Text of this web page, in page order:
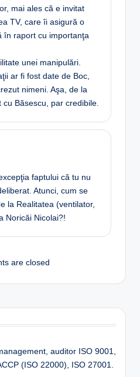
mai ales că e invitat
TV, care îi asigură o
în raport cu importanţa
unei manipulări.
ar fi fost date de Boc,
nimeni. Aşa, de la
Băsescu, par credibile.
faptului că tu nu
Atunci, cum se
la Realitatea (ventilator,
Noricăi Nicolai?!
are closed
auditor ISO 9001,
(ISO 22000), ISO 27001.